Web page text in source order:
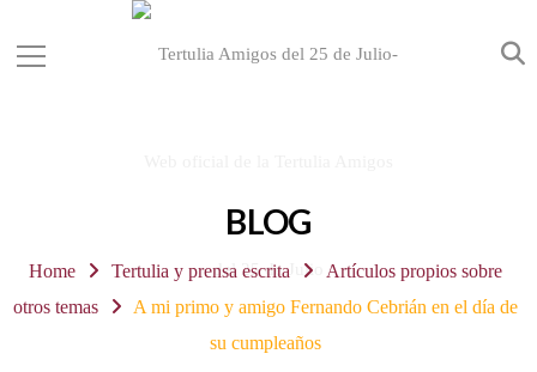
BLOG
Home Tertulia y prensa escrita
Artículos propios sobre
otros temas
A mi primo y amigo Fernando Cebrián en el día de
su cumpleaños